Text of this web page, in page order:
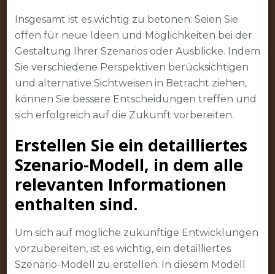
Insgesamt ist es wichtig zu betonen: Seien Sie
offen für neue Ideen und Möglichkeiten bei der
Gestaltung Ihrer Szenarios oder Ausblicke. Indem
Sie verschiedene Perspektiven berücksichtigen
und alternative Sichtweisen in Betracht ziehen,
können Sie bessere Entscheidungen treffen und
sich erfolgreich auf die Zukunft vorbereiten.
Erstellen Sie ein detailliertes
Szenario-Modell, in dem alle
relevanten Informationen
enthalten sind.
Um sich auf mögliche zukünftige Entwicklungen
vorzubereiten, ist es wichtig, ein detailliertes
Szenario-Modell zu erstellen. In diesem Modell